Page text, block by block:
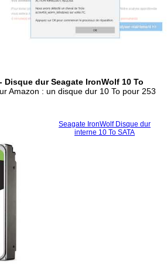
Disque dur Seagate IronWolf 10 To
Amazon : un disque dur 10 To pour 253
Seagate IronWolf Disque dur
interne 10 To SATA